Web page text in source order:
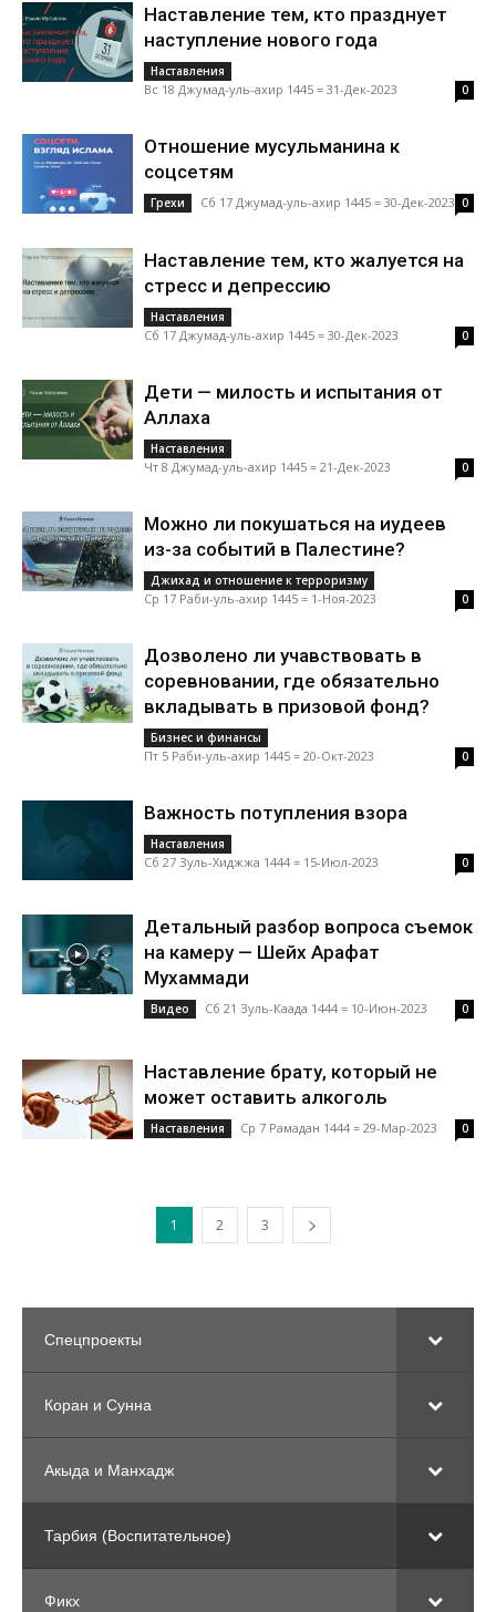
Наставление тем, кто празднует
наступление нового года
Наставления
Вс 18 Джумад-уль-ахир 1445 = 31-Дек-2023 0
Отношение мусульманина к
соцсетям
Грехи Сб 17 Джумад-уль-ахир 1445 = 30-Дек-2023 0
Наставление тем, кто жалуется на
стресс и депрессию
Наставления
Сб 17 Джумад-уль-ахир 1445 = 30-Дек-2023 0
Дети — милость и испытания от
Аллаха
Наставления
Чт 8 Джумад-уль-ахир 1445 = 21-Дек-2023 0
Можно ли покушаться на иудеев
из-за событий в Палестине?
Джихад и отношение к терроризму
Ср 17 Раби-уль-ахир 1445 = 1-Ноя-2023 0
Дозволено ли учавствовать в
соревновании, где обязательно
вкладывать в призовой фонд?
Бизнес и финансы
Пт 5 Раби-уль-ахир 1445 = 20-Окт-2023 0
Важность потупления взора
Наставления
Сб 27 Зуль-Хиджжа 1444 = 15-Июл-2023 0
Детальный разбор вопроса съемок
на камеру — Шейх Арафат
Мухаммади
Видео Сб 21 Зуль-Каада 1444 = 10-Июн-2023 0
Наставление брату, который не
может оставить алкоголь
Наставления Ср 7 Рамадан 1444 = 29-Мар-2023 0
1 2 3
Спецпроекты
Коран и Сунна
Акыда и Манхадж
Тарбия (Воспитательное)
Фикх